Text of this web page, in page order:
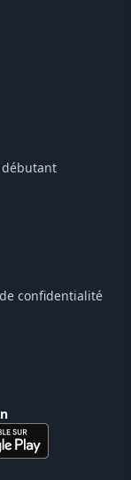
confidentialité